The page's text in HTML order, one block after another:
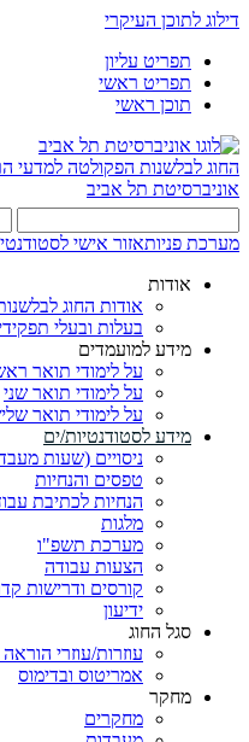
דילוג לתוכן העיקרי
תפריט עליון
תפריט ראשי
תוכן ראשי
החוג לבלשנות הפקולטה למדעי
אוניברסיטת תל אביב
מערכת פניותאזור אישי
אודות
אודות החוג
בעלות ובעלי
מידע למועמדים
על לימודי תואר
על לימודי תואר שני
על לימודי תואר
מידע לסטודנטיות/ים
ניסויים (שעות
טפסים והנחיות
הנחיות לכתיבת
מלגות
מערכת תשפ"ו
הצעות עבודה
קורסים ודרישות
ידיעון
סגל החוג
עוזרות/עוזרי
אמריטוס ובדימוס
מחקר
מחקרים